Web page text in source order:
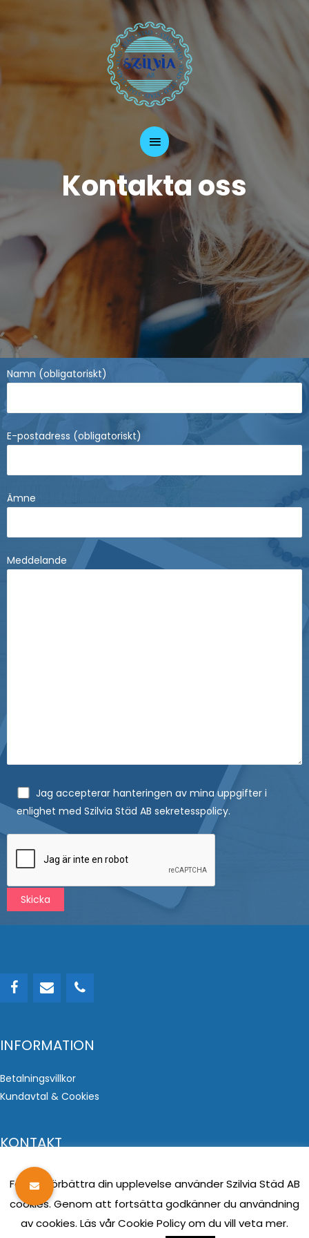
Kontakta oss
Namn (obligatoriskt)
E-postadress (obligatoriskt)
Ämne
Meddelande
Jag accepterar hanteringen av mina uppgifter i
enlighet med Szilvia Städ AB sekretesspolicy.
INFORMATION
Betalningsvillkor
Kundavtal & Cookies
KONTAKT
Telefon: 07 67 14 40 59
E-post: info@szilviastad.se
Adress: Rådjursvägen 15 , 352 45 Växjö
För att förbättra din upplevelse använder Szilvia Städ AB
cookies. Genom att fortsätta godkänner du användning
av cookies. Läs vår Cookie Policy om du vill veta mer.